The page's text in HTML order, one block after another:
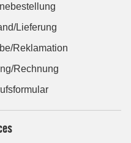
Lieferung
Reklamation
Rechnung